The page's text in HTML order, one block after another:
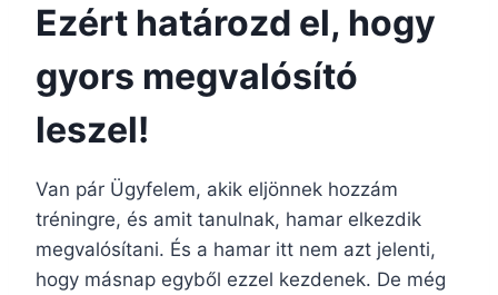
Ezért határozd el, hogy
gyors megvalósító
leszel!
Van pár Ügyfelem, akik eljönnek hozzám
tréningre, és amit tanulnak, hamar elkezdik
megvalósítani. És a hamar itt nem azt jelenti,
hogy másnap egyből ezzel kezdenek. De még